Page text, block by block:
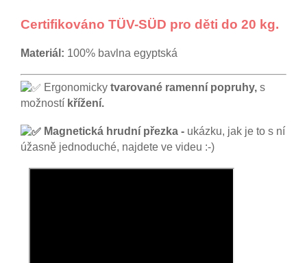
Certifikováno TÜV-SÜD pro děti do 20 kg.
Materiál: 100% bavlna egyptská
Ergonomicky tvarované ramenní popruhy, s
možností křížení.
Magnetická hrudní přezka - ukázku, jak je to s ní
úžasně jednoduché, najdete ve videu :-)